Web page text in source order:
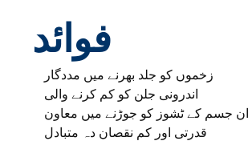
فوائد
زخموں کو جلد بھرنے میں مددگار
اندرونی جلن کو کم کرنے والی
جسم کے ٹشوز کو جوڑنے میں معاون
قدرتی اور کم نقصان دہ متبادل